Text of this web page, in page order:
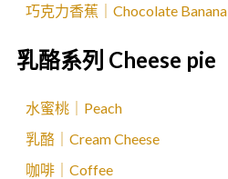
巧克力香蕉｜Chocolate Banana
乳酪系列 Cheese pie
水蜜桃｜Peach
乳酪｜Cream Cheese
咖啡｜Coffee